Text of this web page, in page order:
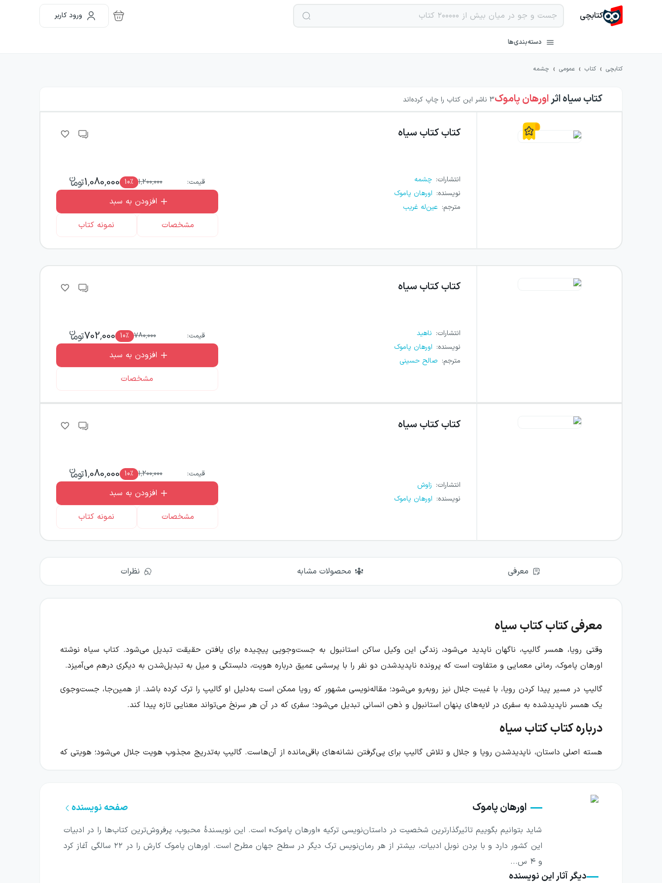
کتابچی ورود کاربر
دسته‌بندی‌ها
کتابچی › کتاب › عمومی › چشمه
کتاب سیاهاثراورهان پاموک3 ناشر این کتاب را چاپ کرده‌اند
کتابکتاب سیاه
انتشارات: چشمه
نویسنده: اورهان پاموک
مترجم: عین‌له غریب
قیمت: 1,200,000
10٪ 1,080,000
افزودن به سبد
مشخصات
نمونه کتاب
کتابکتاب سیاه
انتشارات: ناهید
نویسنده: اورهان پاموک
مترجم: صالح حسینی
قیمت: 780,000
10٪ 702,000
افزودن به سبد
مشخصات
کتابکتاب سیاه
انتشارات: زاوش
نویسنده: اورهان پاموک
قیمت: 1,200,000
10٪ 1,080,000
افزودن به سبد
مشخصات
نمونه کتاب
معرفی محصولات مشابه نظرات
معرفی کتاب کتاب سیاه
وقتی رویا، همسر گالیپ، ناگهان ناپدید می‌شود، زندگی این وکیل ساکن استانبول به جست‌وجویی پیچیده برای یافتن حقیقت تبدیل می‌شود. کتاب سیاه نوشته
اورهان پاموک، رمانی معمایی و متفاوت است که پرونده ناپدیدشدن دو نفر را با پرسشی عمیق درباره هویت، دلبستگی و میل به تبدیل‌شدن به دیگری درهم می‌آمیزد.
گالیپ در مسیر پیدا کردن رویا، با غیبت جلال نیز روبه‌رو می‌شود؛ مقاله‌نویسی مشهور که رویا ممکن است به‌دلیل او گالیپ را ترک کرده باشد. از همین‌جا، جست‌وجوی
یک همسر ناپدیدشده به سفری در لایه‌های پنهان استانبول و ذهن انسانی تبدیل می‌شود؛ سفری که در آن هر سرنخ می‌تواند معنایی تازه پیدا کند.
درباره کتاب کتاب سیاه
هسته اصلی داستان، ناپدیدشدن رویا و جلال و تلاش گالیپ برای پی‌گرفتن نشانه‌های باقی‌مانده از آن‌هاست. گالیپ به‌تدریج مجذوب هویت جلال می‌شود؛ هویتی که
روایت با مجموعه‌ای از سرنخ‌ها، نامه‌ها، خاطره‌ها و نوشته‌ها پیش می‌رود و فضای معما را پیوسته دگرگون می‌کند. در این داستان، خواننده با پرونده‌ای روبه‌رو نیست
که پاسخ آن از ابتدا تا انتها ثابت بماند؛ ماهیت ماجرا هر بار شکل تازه‌ای می‌گیرد و توجه را از یک احتمال به احتمالی دیگر می‌کشاند. تهدید مرگ، ترسی عمیق در
وجود گالیپ ایجاد می‌کند و جست‌وجوی او را از کنجکاوی شخصی به موقعیتی پرتنش و خطرناک می‌رساند.
استانبول در کتاب سیاه فقط پس‌زمینه رخدادها نیست. ماجراهای جذاب رمان در این شهر، به فضای داستان گستردگی و عمق می‌دهند و جست‌وجوی گالیپ را با
خاطره‌ها و نشانه‌های شهری پیوند می‌زنند. در کنار تعلیق و راز، کتاب به مسئله هویت می‌پردازد: انسان تا چه اندازه می‌تواند در زندگی و نوشته‌های دیگری وارد شود،
اورهان پاموک صفحه نویسنده
شاید بتوانیم بگوییم تاثیرگذارترین شخصیت در داستان‌نویسی ترکیه «اورهان پاموک» است. این نویسندهٔ محبوب، پرفروش‌ترین کتاب‌ها را در ادبیات
این کشور دارد و با بردن نوبل ادبیات، بیشتر از هر رمان‌نویس ترک دیگر در سطح جهان مطرح است. اورهان پاموک کارش را در ۲۲ سالگی آغاز کرد
و ۴ س...
دیگر آثار این نویسنده